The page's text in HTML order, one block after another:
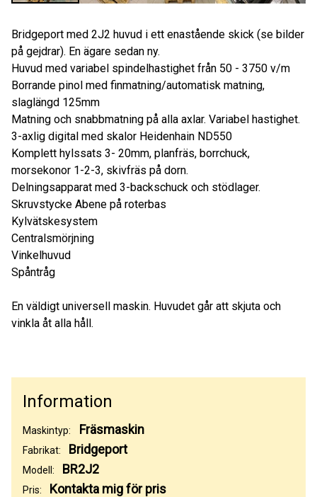
Bridgeport med 2J2 huvud i ett enastående skick (se bilder
på gejdrar). En ägare sedan ny.
Huvud med variabel spindelhastighet från 50 - 3750 v/m
Borrande pinol med finmatning/automatisk matning,
slaglängd 125mm
Matning och snabbmatning på alla axlar. Variabel hastighet.
3-axlig digital med skalor Heidenhain ND550
Komplett hylssats 3- 20mm, planfräs, borrchuck,
morsekonor 1-2-3, skivfräs på dorn.
Delningsapparat med 3-backschuck och stödlager.
Skruvstycke Abene på roterbas
Kylvätskesystem
Centralsmörjning
Vinkelhuvud
Spåntråg
En väldigt universell maskin. Huvudet går att skjuta och
vinkla åt alla håll.
Information
Maskintyp: Fräsmaskin
Fabrikat: Bridgeport
Modell: BR2J2
Pris: Kontakta mig för pris